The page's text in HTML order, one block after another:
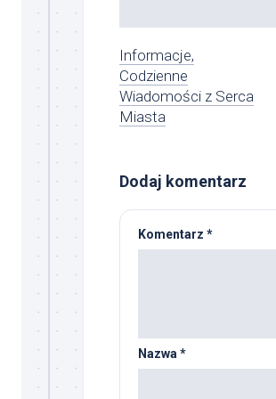
Informacje,
Codzienne
Wiadomości z Serca
Miasta
Dodaj komentarz
Komentarz *
Nazwa *